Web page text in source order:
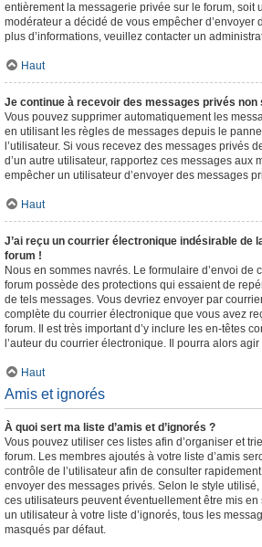
entièrement la messagerie privée sur le forum, soit
modérateur a décidé de vous empêcher d’envoyer
plus d’informations, veuillez contacter un
Haut
Je continue à recevoir des messages privés non
Vous pouvez supprimer automatiquement les
en utilisant les règles de messages depuis le
l’utilisateur. Si vous recevez des messages privés
d’un autre utilisateur, rapportez ces messages aux
empêcher un utilisateur d’envoyer des messages
Haut
J’ai reçu un courrier électronique indésirable de
forum !
Nous en sommes navrés. Le formulaire d’envoi de
forum possède des protections qui essaient de
de tels messages. Vous devriez envoyer par
complète du courrier électronique que vous avez
forum. Il est très important d’y inclure les en-têtes
l’auteur du courrier électronique. Il pourra alors
Haut
Amis et ignorés
À quoi sert ma liste d’amis et d’ignorés ?
Vous pouvez utiliser ces listes afin d’organiser et
forum. Les membres ajoutés à votre liste d’amis
contrôle de l’utilisateur afin de consulter
envoyer des messages privés. Selon le style
ces utilisateurs peuvent éventuellement être mis
un utilisateur à votre liste d’ignorés, tous les
masqués par défaut.